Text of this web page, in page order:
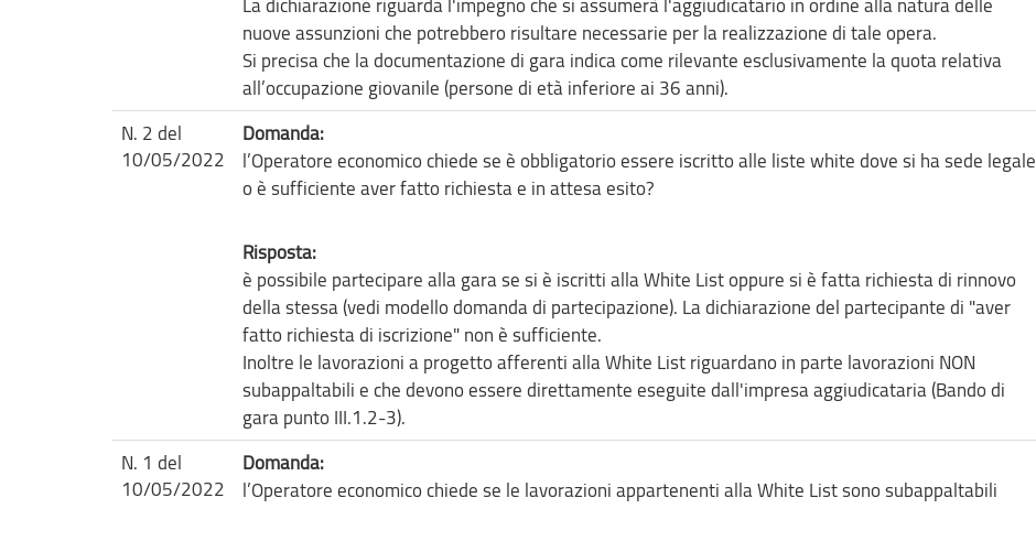
La dichiarazione riguarda l'impegno che si assumerà l'aggiudicatario in ordine alla natura delle
nuove assunzioni che potrebbero risultare necessarie per la realizzazione di tale opera.
Si precisa che la documentazione di gara indica come rilevante esclusivamente la quota relativa
all’occupazione giovanile (persone di età inferiore ai 36 anni).
N. 2 del
10/05/2022
Domanda:
l’Operatore economico chiede se è obbligatorio essere iscritto alle liste white dove si ha sede legale
o è sufficiente aver fatto richiesta e in attesa esito?
Risposta:
è possibile partecipare alla gara se si è iscritti alla White List oppure si è fatta richiesta di rinnovo
della stessa (vedi modello domanda di partecipazione). La dichiarazione del partecipante di "aver
fatto richiesta di iscrizione" non è sufficiente.
Inoltre le lavorazioni a progetto afferenti alla White List riguardano in parte lavorazioni NON
subappaltabili e che devono essere direttamente eseguite dall'impresa aggiudicataria (Bando di
gara punto III.1.2-3).
N. 1 del
10/05/2022
Domanda:
l’Operatore economico chiede se le lavorazioni appartenenti alla White List sono subappaltabili